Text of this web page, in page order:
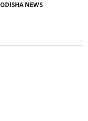
ODISHA NEWS